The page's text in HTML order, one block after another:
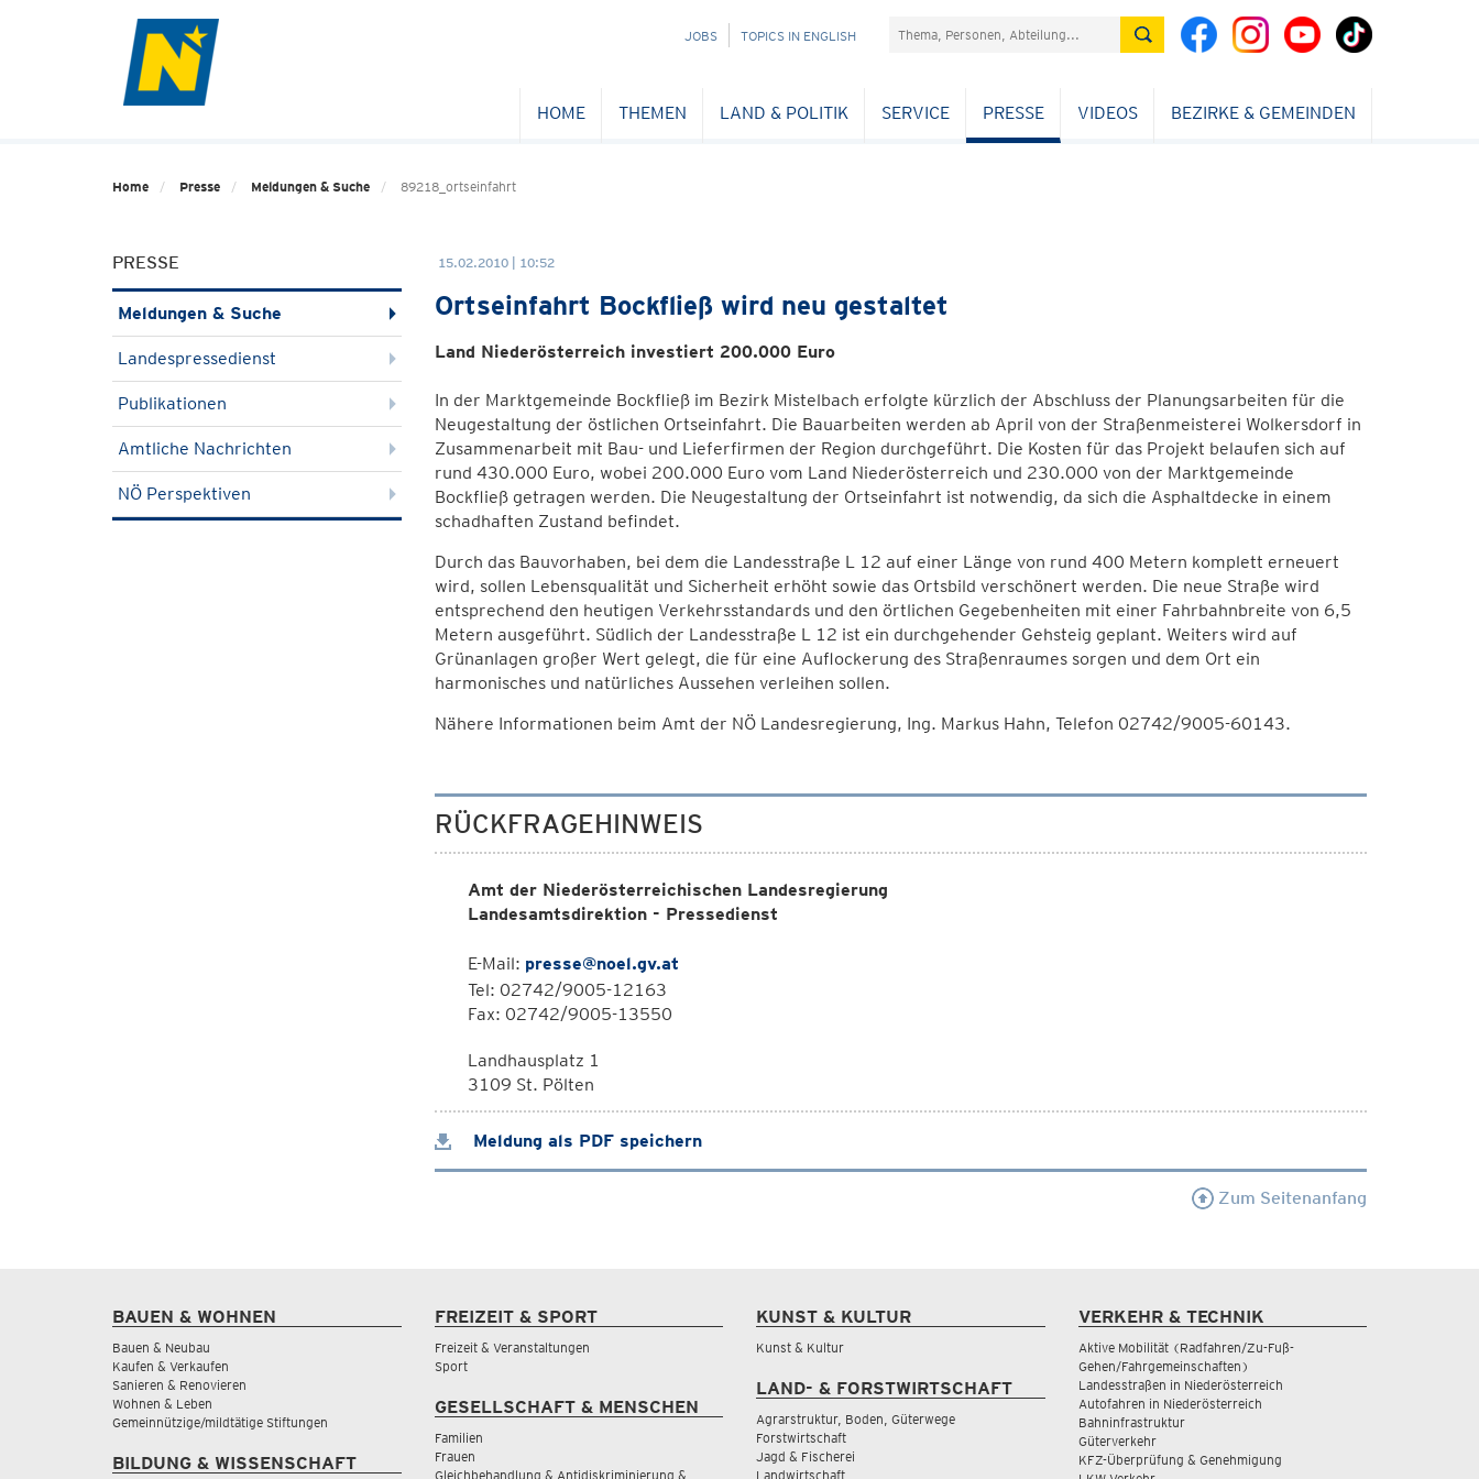
NAVIGATION
JOBS TOPICS IN ENGLISH Suchefeld
HOME THEMEN LAND & POLITIK SERVICE PRESSE VIDEOS BEZIRKE & GEMEINDEN
Home Presse Meldungen & Suche 89218_ortseinfahrt
PRESSE
Meldungen & Suche
Landespressedienst
Publikationen
Amtliche Nachrichten
NÖ Perspektiven
15.02.2010 | 10:52
Ortseinfahrt Bockfließ wird neu gestaltet
Land Niederösterreich investiert 200.000 Euro
In der Marktgemeinde Bockfließ im Bezirk Mistelbach erfolgte kürzlich der Abschluss der Planungsarbeiten für die
Neugestaltung der östlichen Ortseinfahrt. Die Bauarbeiten werden ab April von der Straßenmeisterei Wolkersdorf in
Zusammenarbeit mit Bau- und Lieferfirmen der Region durchgeführt. Die Kosten für das Projekt belaufen sich auf
rund 430.000 Euro, wobei 200.000 Euro vom Land Niederösterreich und 230.000 von der Marktgemeinde
Bockfließ getragen werden. Die Neugestaltung der Ortseinfahrt ist notwendig, da sich die Asphaltdecke in einem
schadhaften Zustand befindet.
Durch das Bauvorhaben, bei dem die Landesstraße L 12 auf einer Länge von rund 400 Metern komplett erneuert
wird, sollen Lebensqualität und Sicherheit erhöht sowie das Ortsbild verschönert werden. Die neue Straße wird
entsprechend den heutigen Verkehrsstandards und den örtlichen Gegebenheiten mit einer Fahrbahnbreite von 6,5
Metern ausgeführt. Südlich der Landesstraße L 12 ist ein durchgehender Gehsteig geplant. Weiters wird auf
Grünanlagen großer Wert gelegt, die für eine Auflockerung des Straßenraumes sorgen und dem Ort ein
harmonisches und natürliches Aussehen verleihen sollen.
Nähere Informationen beim Amt der NÖ Landesregierung, Ing. Markus Hahn, Telefon 02742/9005-60143.
RÜCKFRAGEHINWEIS
Amt der Niederösterreichischen Landesregierung
Landesamtsdirektion - Pressedienst
E-Mail: presse@noel.gv.at
Tel: 02742/9005-12163
Fax: 02742/9005-13550
Landhausplatz 1
3109 St. Pölten
Meldung als PDF speichern
Zum Seitenanfang
BAUEN & WOHNEN
Bauen & Neubau
Kaufen & Verkaufen
Sanieren & Renovieren
Wohnen & Leben
Gemeinnützige/mildtätige Stiftungen
BILDUNG & WISSENSCHAFT
FREIZEIT & SPORT
Freizeit & Veranstaltungen
Sport
GESELLSCHAFT & MENSCHEN
Familien
Frauen
Gleichbehandlung & Antidiskriminierung &
KUNST & KULTUR
Kunst & Kultur
LAND- & FORSTWIRTSCHAFT
Agrarstruktur, Boden, Güterwege
Forstwirtschaft
Jagd & Fischerei
Landwirtschaft
VERKEHR & TECHNIK
Aktive Mobilität (Radfahren/Zu-Fuß-
Gehen/Fahrgemeinschaften)
Landesstraßen in Niederösterreich
Autofahren in Niederösterreich
Bahninfrastruktur
Güterverkehr
KFZ-Überprüfung & Genehmigung